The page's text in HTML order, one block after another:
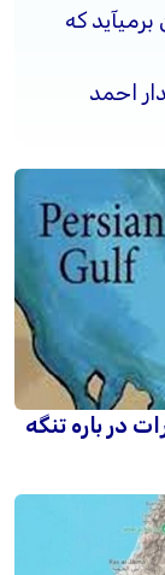
که
احمد
در باره تنگه